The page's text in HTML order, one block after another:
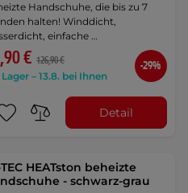
Handschuhe, die bis zu 7
halten! Winddicht,
einfache …
€ 126,90 €
– 13.8. bei Ihnen
-29%
Detail
HEATston beheizte
- schwarz-grau